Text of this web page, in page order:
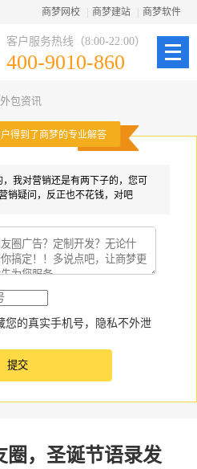
商梦网校 商梦建站 商梦软件
客户服务热线（8:00-22:00）
400-9010-860
包资讯
得到了商梦的专业解答
我对营销还是有两下子的，您可
销疑问，反正也不花钱，对吧
您的真实手机号，隐私不外泄
圈，圣诞节语录发